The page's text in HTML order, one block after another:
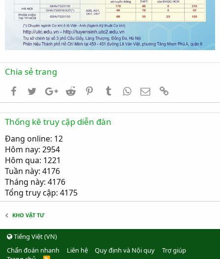
Chia sẻ trang
FacebookTwitterGoogle+
Reddit PinterestTumblrWhatsApp
Email
Thống kê truy cập diễn đàn
Đang online: 12
Hôm nay: 2954
Hôm qua: 1221
Tuần này: 4176
Tháng này: 4176
Tổng truy cập: 4175
KHO VẬT TƯ
Tiếng Việt (VN)
Chẩn đoán nhanh
Liên hệ Quy định và Nội quy
Trợ giúp